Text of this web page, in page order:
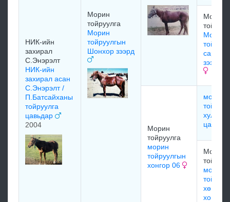
НИК-ийн
захирал
С.Энэрэлт
НИК-ийн
захирал асан
С.Энэрэлт /
П.Батсайханы
тойруулга
цавьдар
2004
Морин
тойруулга
Морин
тойруулгын
Шонхор зээрд
Морин
Морин
сартын
Морин
тойруулга
морин
тойруулгын
хонгор 06
морин
хулгар
Морин
морин
хөгшин
хонгор